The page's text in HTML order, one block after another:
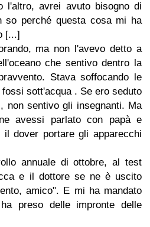
l'altro, avrei avuto bisogno di
so perché questa cosa mi ha
[...]
ma non l'avevo detto a
che sentivo dentro la
Stava soffocando le
sott'acqua . Se ero seduto
non sentivo gli insegnanti. Ma
avessi parlato con papà e
dover portare gli apparecchi
annuale di ottobre, al test
e il dottore se ne è uscito
amico". E mi ha mandato
preso delle impronte delle